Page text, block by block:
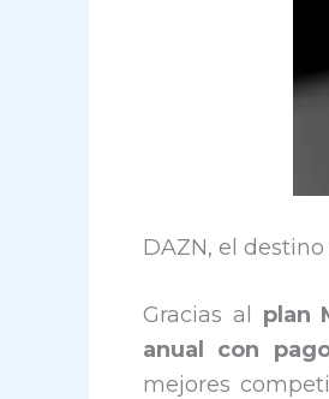
DAZN, el
Gracias al plan
anual con
mejores